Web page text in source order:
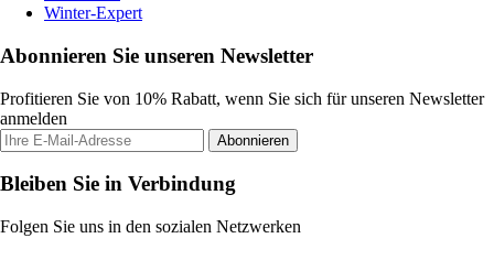
Winter-Expert
Abonnieren Sie unseren Newsletter
Profitieren Sie von 10% Rabatt, wenn Sie sich für unseren Newsletter
anmelden
Abonnieren
Bleiben Sie in Verbindung
Folgen Sie uns in den sozialen Netzwerken